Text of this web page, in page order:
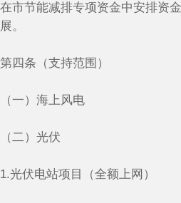
在市节能减排专项资金中安排资
展。
第四条（支持范围）
（一）海上风电
（二）光伏
1.光伏电站项目（全额上网）